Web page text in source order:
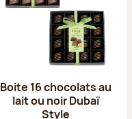
Boite 16 chocolats au
lait ou noir Dubaï
Style